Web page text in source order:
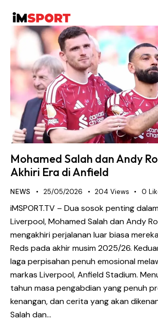
Mohamed Salah dan Andy
Akhiri Era di Anfield
NEWS 25/05/2026 204 Views 0
iMSPORT.TV – Dua sosok penting
Liverpool, Mohamed Salah dan Andy
mengakhiri perjalanan luar biasa
Reds pada akhir musim 2025/26.
laga perpisahan penuh emosional
markas Liverpool, Anfield Stadium.
tahun masa pengabdian yang penuh
kenangan, dan cerita yang akan
Salah dan…